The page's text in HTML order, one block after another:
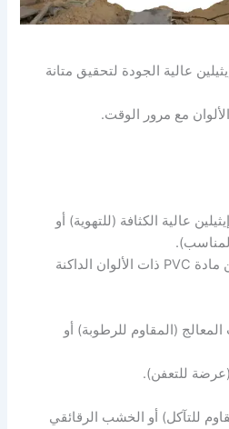
عالية الجودة لتحقيق متانة
مع مرور الوقت.
عالية الكثافة (للتهوية) أو
تجنب: الأقمشة المصنوعة من مادة PVC ذات الألوان الداكنة
(المقاوم للرطوبة) أو
للتعفن).
للتآكل) أو الخشب الرقائقي